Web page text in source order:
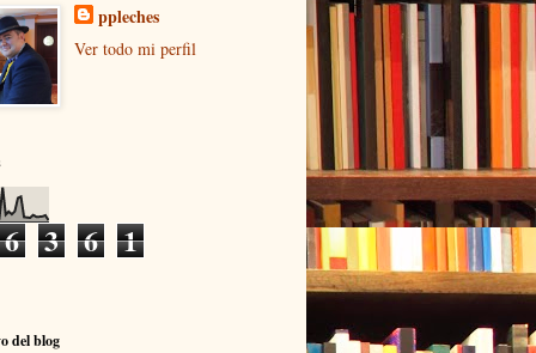
ppleches
Ver todo mi perfil
6 3 6 1
del blog